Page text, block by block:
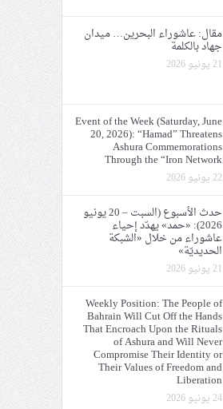
مقال: عاشوراء البحرين… ميدان
جهاد بالكلمة
21 يونيو 2026
Event of the Week (Saturday, June
20, 2026): “Hamad” Threatens
Ashura Commemorations
Through the “Iron Network
22 يونيو 2026
حدث الأسبوع (السبت – 20 يونيو
2026): «حمد» يهدّد إحياء
عاشوراء من خلال «الشبكة
الحديديّة»
21 يونيو 2026
Weekly Position: The People of
Bahrain Will Cut Off the Hands
That Encroach Upon the Rituals
of Ashura and Will Never
Compromise Their Identity or
Their Values of Freedom and
Liberation
24 يونيو 2026